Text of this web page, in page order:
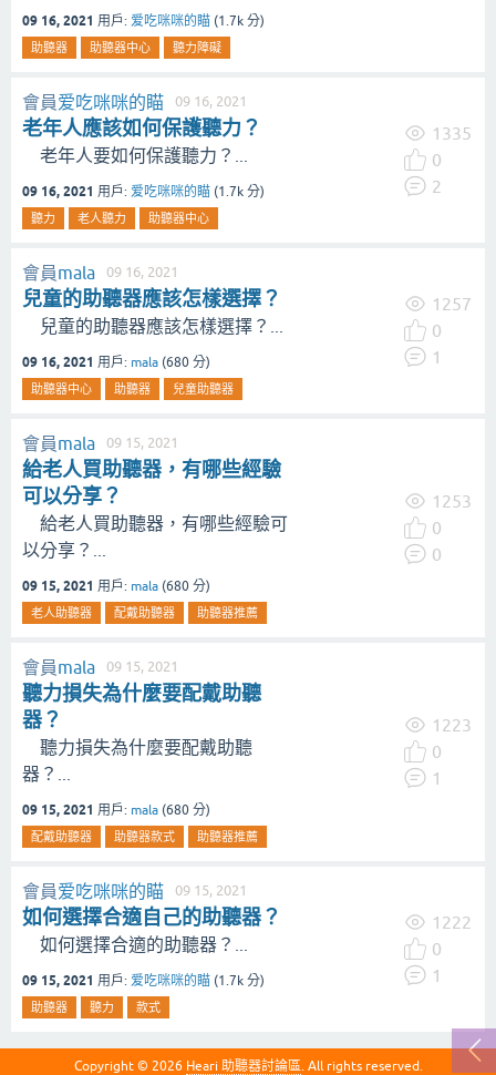
09 16, 2021 用戶: 爱吃咪咪的瞄 (1.7k 分)
助聽器 助聽器中心 聽力障礙
會員爱吃咪咪的瞄 09 16, 2021
老年人應該如何保護聽力？
老年人要如何保護聽力？...
09 16, 2021 用戶: 爱吃咪咪的瞄 (1.7k 分)
聽力 老人聽力 助聽器中心
1335
0
2
會員mala 09 16, 2021
兒童的助聽器應該怎樣選擇？
兒童的助聽器應該怎樣選擇？...
09 16, 2021 用戶: mala (680 分)
助聽器中心 助聽器 兒童助聽器
1257
0
1
會員mala 09 15, 2021
給老人買助聽器，有哪些經驗
可以分享？
給老人買助聽器，有哪些經驗可
以分享？...
09 15, 2021 用戶: mala (680 分)
老人助聽器 配戴助聽器 助聽器推薦
1253
0
0
會員mala 09 15, 2021
聽力損失為什麼要配戴助聽
器？
聽力損失為什麼要配戴助聽
器？...
09 15, 2021 用戶: mala (680 分)
配戴助聽器 助聽器款式 助聽器推薦
1223
0
1
會員爱吃咪咪的瞄 09 15, 2021
如何選擇合適自己的助聽器？
如何選擇合適的助聽器？...
09 15, 2021 用戶: 爱吃咪咪的瞄 (1.7k 分)
助聽器 聽力 款式
1222
0
1
Copyright © 2026 Heari 助聽器討論區 . All rights reserved.